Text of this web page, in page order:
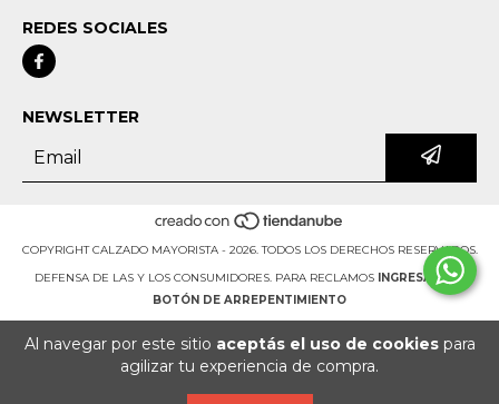
Al navegar por este sitio aceptás el uso de cookiespara
agilizar tu experiencia de compra.
REDES SOCIALES
NEWSLETTER
COPYRIGHT CALZADO MAYORISTA - 2026. TODOS LOS DERECHOS RESERVADOS.
DEFENSA DE LAS Y LOS CONSUMIDORES. PARA RECLAMOS
INGRESÁ ACÁ.
BOTÓN DE ARREPENTIMIENTO